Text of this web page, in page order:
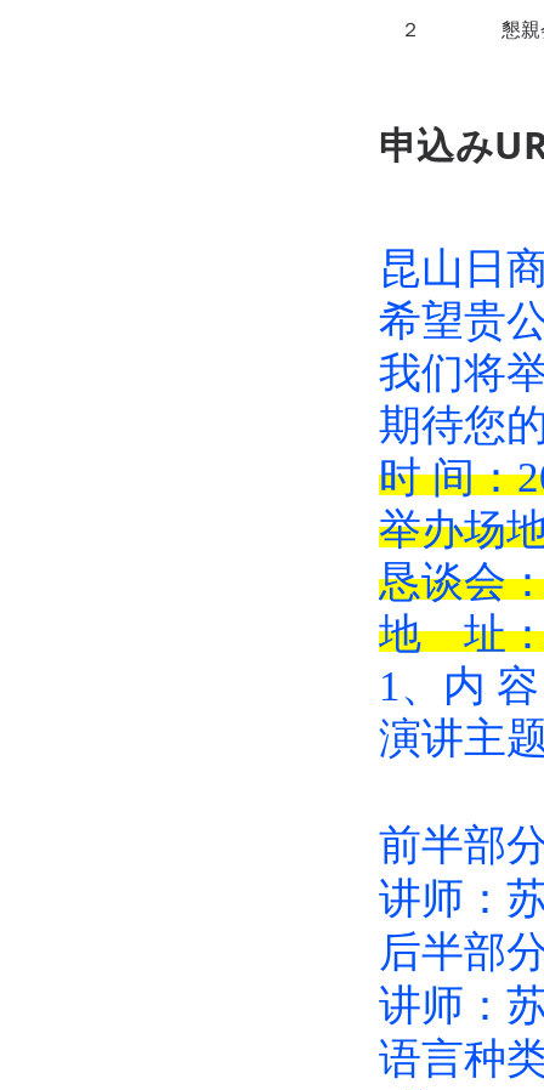
２ 懇
申込み
昆山日
希望贵
我们将
期待您
时 间：
举办场
恳谈会
地 址：
1、内
演讲主
前半部
讲师：
后半部
讲师：
语言种